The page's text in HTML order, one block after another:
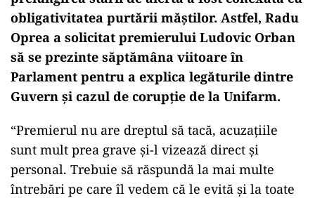
obligativitatea purtării măştilor. Astfel, Radu
Oprea a solicitat premierului Ludovic Orban
să se prezinte săptămâna viitoare în
Parlament pentru a explica legăturile dintre
Guvern şi cazul de corupţie de la Unifarm.
“Premierul nu are dreptul să tacă, acuzaţiile
sunt mult prea grave şi-l vizează direct şi
personal. Trebuie să răspundă la mai multe
întrebări pe care îl vedem că le evită şi la toate